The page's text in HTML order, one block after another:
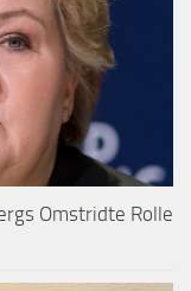
Omstridte Rolle